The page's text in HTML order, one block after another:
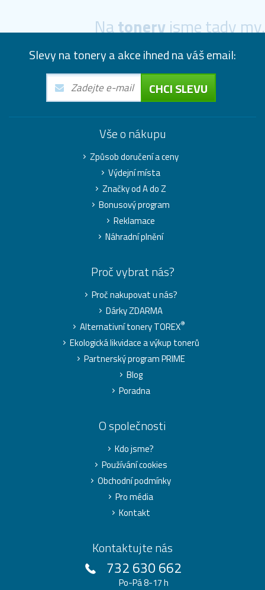
Natoneryjsme tady my.
Slevy na tonery a akce ihned na váš email:
CHCI SLEVU
Vše o nákupu
Způsob doručení a ceny
Výdejní místa
Značky od A do Z
Bonusový program
Reklamace
Náhradní plnění
Proč vybrat nás?
Proč nakupovat u nás?
Dárky ZDARMA
Alternativní tonery TOREX®
Ekologická likvidace a výkup tonerů
Partnerský program PRIME
Blog
Poradna
O společnosti
Kdo jsme?
Používání cookies
Obchodní podmínky
Pro média
Kontakt
Kontaktujte nás
732 630 662
Po-Pá 8-17 h